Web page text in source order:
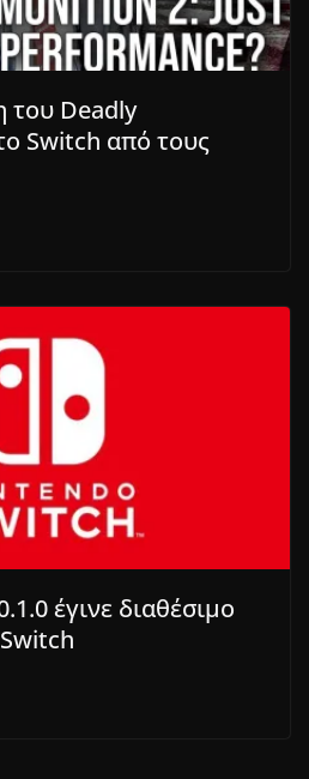
του Deadly
Switch από τους
έγινε διαθέσιμο